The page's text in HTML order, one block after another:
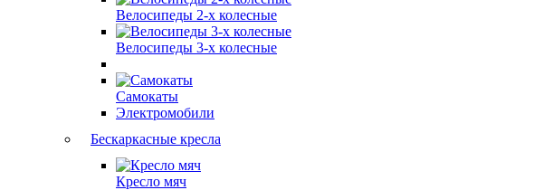
Велосипеды 2-х колесные
Велосипеды 3-х колесные
Самокаты
Электромобили
Бескаркасные кресла
Кресло мяч